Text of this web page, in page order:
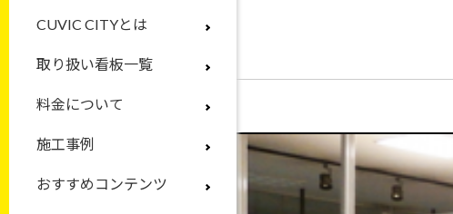
CUVIC CITYとは
取り扱い看板一覧
料金について
施工事例
おすすめコンテンツ